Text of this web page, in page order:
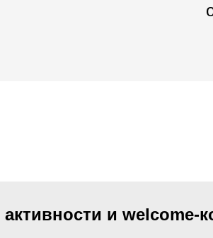
активности и welcome-